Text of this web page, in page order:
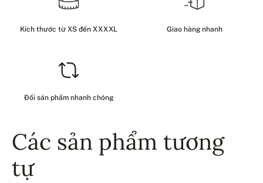
Kích thước từ XS đến XXXXL Giao hàng nhanh
Đổi sản phẩm nhanh chóng
Các sản phẩm tương
tự